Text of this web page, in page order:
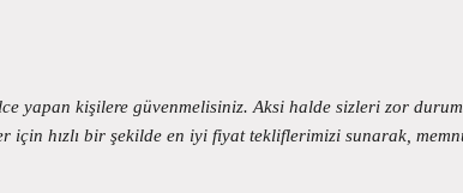
yapan kişilere güvenmelisiniz. Aksi halde sizleri zor
hızlı bir şekilde en iyi fiyat tekliflerimizi sunarak,